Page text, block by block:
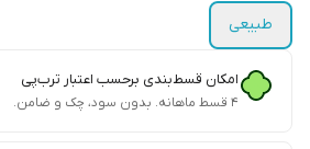
طبیعی
امکان قسط‌بندی برحسب اعتبار ترب‌پی
۴ قسط ماهانه. بدون سود، چک و ضامن.